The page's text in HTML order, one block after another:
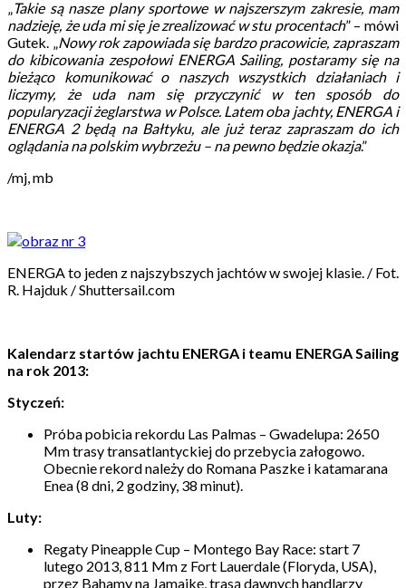
„Takie są nasze plany sportowe w najszerszym zakresie, mam
nadzieję, że uda mi się je zrealizować w stu procentach” – mówi
Gutek. „Nowy rok zapowiada się bardzo pracowicie, zapraszam
do kibicowania zespołowi ENERGA Sailing, postaramy się na
bieżąco komunikować o naszych wszystkich działaniach i
liczymy, że uda nam się przyczynić w ten sposób do
popularyzacji żeglarstwa w Polsce. Latem oba jachty, ENERGA i
ENERGA 2 będą na Bałtyku, ale już teraz zapraszam do ich
oglądania na polskim wybrzeżu – na pewno będzie okazja.”
/mj, mb
ENERGA to jeden z najszybszych jachtów w swojej klasie. / Fot.
R. Hajduk / Shuttersail.com
Kalendarz startów jachtu ENERGA i teamu ENERGA Sailing
na rok 2013:
Styczeń:
Próba pobicia rekordu Las Palmas – Gwadelupa: 2650
Mm trasy transatlantyckiej do przebycia załogowo.
Obecnie rekord należy do Romana Paszke i katamarana
Enea (8 dni, 2 godziny, 38 minut).
Luty:
Regaty Pineapple Cup – Montego Bay Race: start 7
lutego 2013, 811 Mm z Fort Lauerdale (Floryda, USA),
przez Bahamy na Jamajkę, trasą dawnych handlarzy